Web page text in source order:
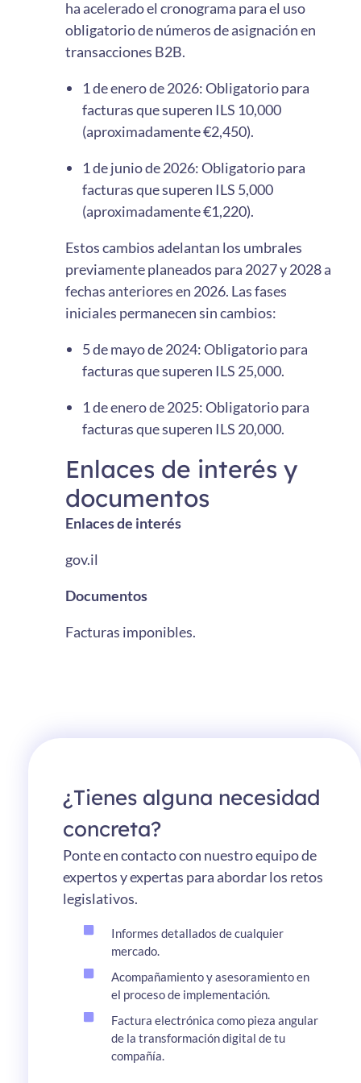
ha acelerado el cronograma para el uso
obligatorio de números de asignación en
transacciones B2B.
1 de enero de 2026: Obligatorio para
facturas que superen ILS 10,000
(aproximadamente €2,450).
1 de junio de 2026: Obligatorio para
facturas que superen ILS 5,000
(aproximadamente €1,220).
Estos cambios adelantan los umbrales
previamente planeados para 2027 y 2028 a
fechas anteriores en 2026. Las fases
iniciales permanecen sin cambios:
5 de mayo de 2024: Obligatorio para
facturas que superen ILS 25,000.
1 de enero de 2025: Obligatorio para
facturas que superen ILS 20,000.
Enlaces de interés y
documentos
Enlaces de interés
gov.il
Documentos
Facturas imponibles.
¿Tienes alguna necesidad
concreta?
Ponte en contacto con nuestro equipo de
expertos y expertas para abordar los retos
legislativos.
Informes detallados de cualquier
mercado.
Acompañamiento y asesoramiento en
el proceso de implementación.
Factura electrónica como pieza angular
de la transformación digital de tu
compañía.